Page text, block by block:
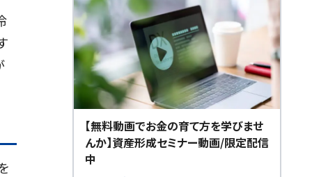
【無料動画でお金の育て方を学びませ
んか】資産形成セミナー動画/限定配信
中